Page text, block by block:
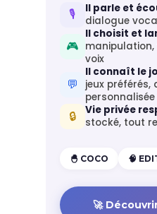
🎙️ Il parle et
dialogue
🎮
Il choisit et
voix
💬
Il connaît le
jeux préférés,
personnalisée
🔒 Vie privée
stocké, tout
🐣 COCO 🧠
🚀